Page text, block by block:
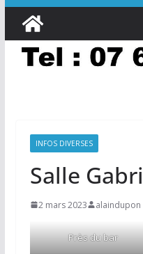
INFOS DIVERSES
Salle
2 mars 2023 alaindupon
Près du bar